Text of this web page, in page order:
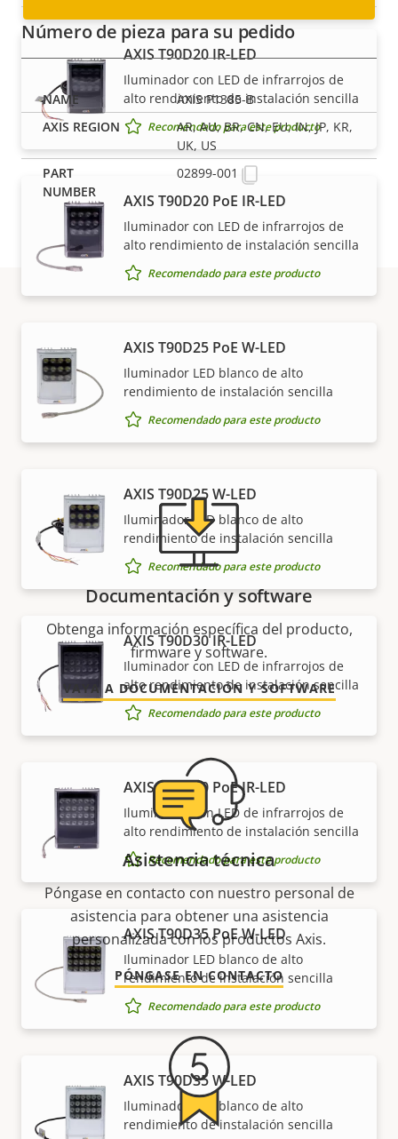
AXIS T90D20 IR-LED
Iluminador con LED de infrarrojos de
alto rendimiento de instalación sencilla
Recomendado para este producto
AXIS T90D20 PoE IR-LED
Iluminador con LED de infrarrojos de
alto rendimiento de instalación sencilla
Recomendado para este producto
AXIS T90D25 PoE W-LED
Iluminador LED blanco de alto
rendimiento de instalación sencilla
Recomendado para este producto
AXIS T90D25 W-LED
Iluminador LED blanco de alto
rendimiento de instalación sencilla
Recomendado para este producto
AXIS T90D30 IR-LED
Iluminador con LED de infrarrojos de
alto rendimiento de instalación sencilla
Recomendado para este producto
AXIS T90D30 PoE IR-LED
Iluminador con LED de infrarrojos de
alto rendimiento de instalación sencilla
Recomendado para este producto
AXIS T90D35 PoE W-LED
Iluminador LED blanco de alto
rendimiento de instalación sencilla
Recomendado para este producto
AXIS T90D35 W-LED
Iluminador LED blanco de alto
rendimiento de instalación sencilla
Número de pieza para su pedido
AXIS P1385-B
AR, AU, BR, CN, EU, IN, JP, KR,
UK, US
02899-001
Asistencia y recursos
¿Necesita información sobre cualquier producto
Axis, software o ayuda de uno de nuestros expertos?
Documentación y software
Obtenga información específica del producto,
firmware y software.
VAYA A DOCUMENTACIÓN Y SOFTWARE
Asistencia técnica
Póngase en contacto con nuestro personal de
asistencia para obtener una asistencia
personalizada con los productos Axis.
PÓNGASE EN CONTACTO